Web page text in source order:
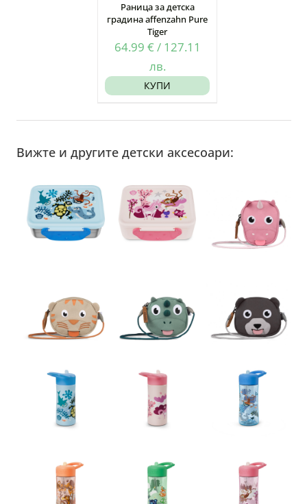
Раница за детска
градина affenzahn Pure
Tiger
64.99 € / 127.11
лв.
КУПИ
Вижте и другите детски аксесоари: